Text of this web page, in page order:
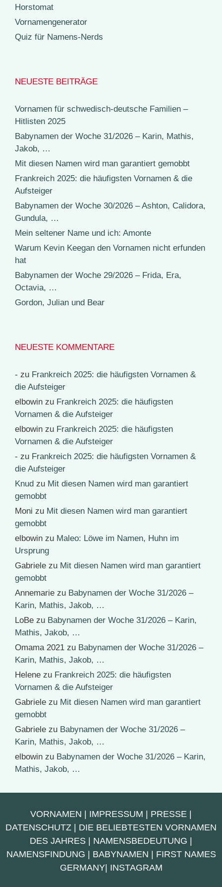
Horstomat
Vornamengenerator
Quiz für Namens-Nerds
NEUESTE BEITRÄGE
Vornamen für schwedisch-deutsche Familien –
Hitlisten 2025
Babynamen der Woche 31/2026 – Karin, Mathis,
Jakob, …
Mit diesen Namen wird man garantiert gemobbt
Frankreich 2025: die häufigsten Vornamen & die
Aufsteiger
Babynamen der Woche 30/2026 – Ashton, Calidora,
Gundula, …
Mein seltener Name und ich: Amonte
Warum Kevin Keegan den Vornamen nicht erfunden
hat
Babynamen der Woche 29/2026 – Frida, Era,
Octavia, …
Gordon, Julian und Bear
NEUESTE KOMMENTARE
- zu Frankreich 2025: die häufigsten Vornamen &
die Aufsteiger
elbowin zu Frankreich 2025: die häufigsten
Vornamen & die Aufsteiger
elbowin zu Frankreich 2025: die häufigsten
Vornamen & die Aufsteiger
- zu Frankreich 2025: die häufigsten Vornamen &
die Aufsteiger
Knud zu Mit diesen Namen wird man garantiert
gemobbt
Moni zu Mit diesen Namen wird man garantiert
gemobbt
elbowin zu Maleo: Löwe im Namen, Huhn im
Ursprung
Gabriele zu Mit diesen Namen wird man garantiert
gemobbt
Annemarie zu Babynamen der Woche 31/2026 –
Karin, Mathis, Jakob, …
LoBe zu Babynamen der Woche 31/2026 – Karin,
Mathis, Jakob, …
Omama 2021 zu Babynamen der Woche 31/2026 –
Karin, Mathis, Jakob, …
Helene zu Frankreich 2025: die häufigsten
Vornamen & die Aufsteiger
Gabriele zu Mit diesen Namen wird man garantiert
gemobbt
Gabriele zu Babynamen der Woche 31/2026 –
Karin, Mathis, Jakob, …
elbowin zu Babynamen der Woche 31/2026 – Karin,
Mathis, Jakob, …
VORNAMEN | IMPRESSUM | PRESSE |
DATENSCHUTZ | DIE BELIEBTESTEN VORNAMEN
DES JAHRES | NAMENSBEDEUTUNG |
NAMENSFINDUNG | BABYNAMEN | FIRST NAMES
GERMANY| INSTAGRAM